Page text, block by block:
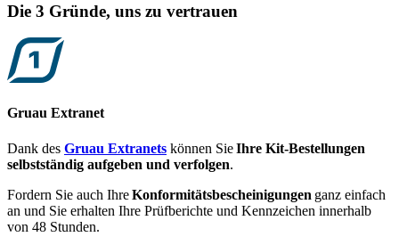
Die 3 Gründe, uns zu vertrauen
Gruau Extranet
Dank des Gruau Extranets können SieIhre Kit-Bestellungen
selbstständig aufgeben und verfolgen.
Fordern Sie auch IhreKonformitätsbescheinigungen ganz einfach
an und Sie erhalten Ihre Prüfberichte und Kennzeichen innerhalb
von 48 Stunden.